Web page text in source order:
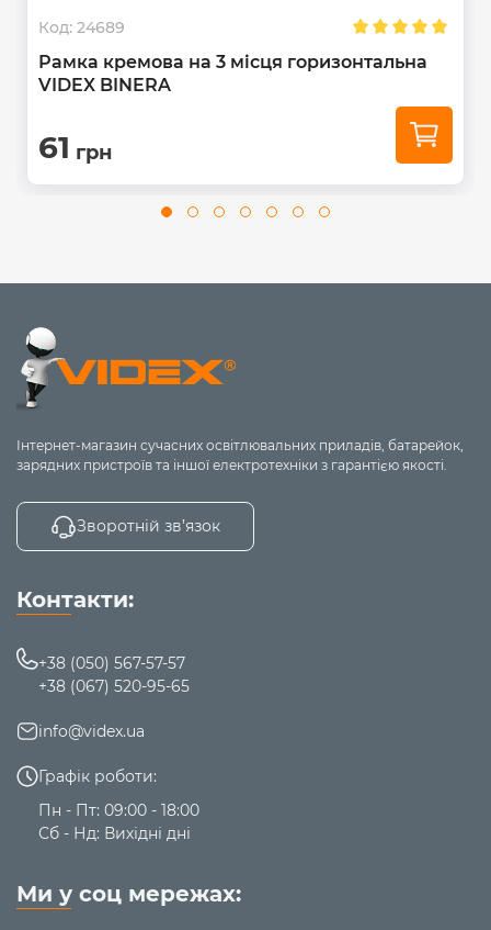
Код: 24689
Рамка кремова на 3 місця горизонтальна
VIDEX BINERA
61 грн
Інтернет-магазин сучасних освітлювальних приладів, батарейок,
зарядних пристроїв та іншої електротехніки з гарантією якості.
Зворотній зв’язок
Контакти:
+38 (050) 567-57-57
+38 (067) 520-95-65
info@videx.ua
Графік роботи:
Пн - Пт: 09:00 - 18:00
Сб - Нд: Вихідні дні
Ми у соц мережах: